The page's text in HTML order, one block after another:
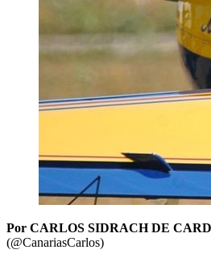
Por CARLOS SIDRACH DE
(@CanariasCarlos)